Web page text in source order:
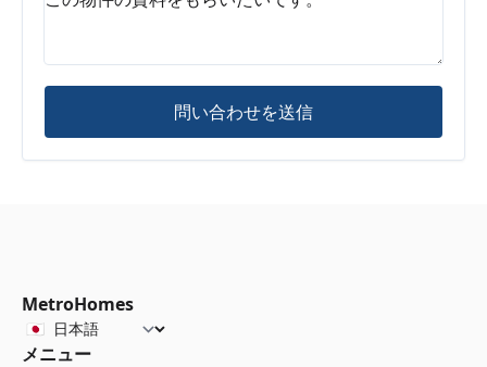
問い合わせを送信
MetroHomes
メニュー